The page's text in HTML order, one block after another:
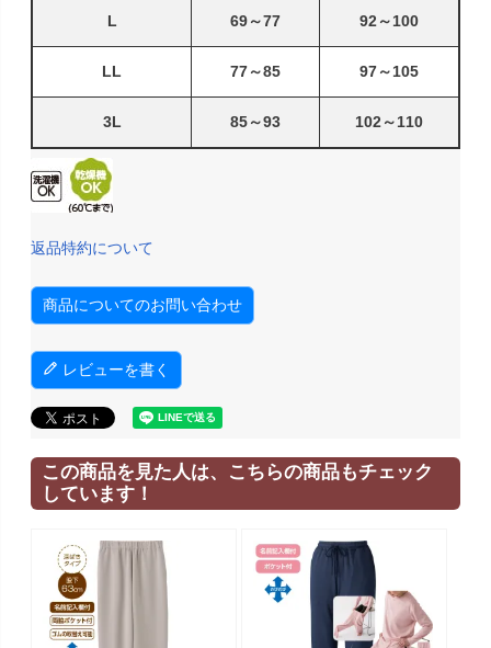
L 69～77 92～100
LL 77～85 97～105
3L 85～93 102～110
返品特約について
商品についてのお問い合わせ
レビューを書く
この商品を見た人は、こちらの商品もチェック
しています！